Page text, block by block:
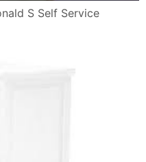
S Self Service